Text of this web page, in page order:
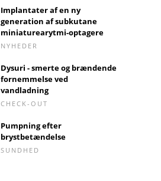
Implantater af en ny
generation af subkutane
miniaturearytmi-optagere
NYHEDER
Dysuri - smerte og brændende
fornemmelse ved
vandladning
CHECK-OUT
Pumpning efter
brystbetændelse
SUNDHED